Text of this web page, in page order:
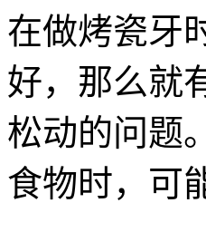
在做烤瓷牙
好，那么就
松动的问题
食物时，可